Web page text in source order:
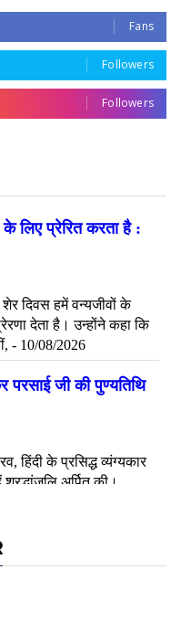
Fans
Followers
Followers